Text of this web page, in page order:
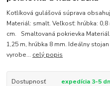
Kotlíková gulášová súprava
Materiál: smalt. Veľkosť: hrúbka:
cm. Smaltovaná pokrievka
1,25 m, hrúbka 8 mm. Ideálny
vyrobe... celý popis
Dostupnosť expedícia 3-5